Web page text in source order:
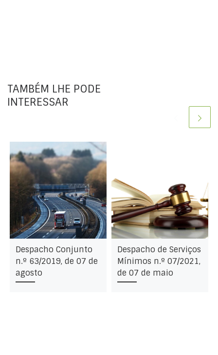
TAMBÉM LHE PODE
INTERESSAR
Despacho Conjunto
n.º 63/2019, de 07 de
agosto
Despacho de Serviços
Mínimos n.º 07/2021,
de 07 de maio